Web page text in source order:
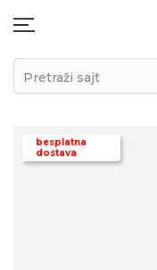
Pretraži sajt
besplatna
dostava